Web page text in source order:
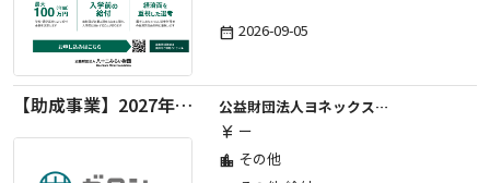
date_range 2026-09-05
【助成事業】2027年度中学校部活動の地域展開推進に関する助成金
公益財団法人ヨネックススポーツ振興財団
currency_yen ー
location_city その他